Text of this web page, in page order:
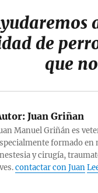
de
que
Juan Griñan
Manuel Griñán es
formado en
y cirugía,
contactar con Juan